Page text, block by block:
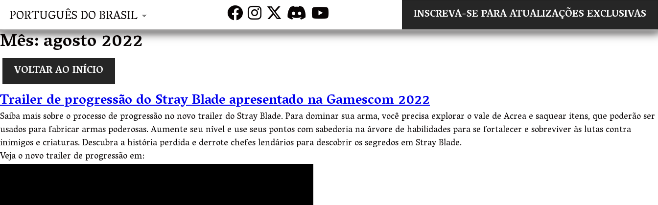
PORTUGUÊS DO BRASIL INSCREVA-SE PARA ATUALIZAÇÕES EXCLUSIVAS
×
Mês:agosto 2022
VOLTAR AO INÍCIO
Trailer de progressão do Stray Blade apresentado na Gamescom 2022
Saiba mais sobre o processo de progressão no novo trailer do Stray Blade. Para dominar sua arma, você precisa explorar o vale de Acrea e saquear itens, que poderão ser
usados para fabricar armas poderosas. Aumente seu nível e use seus pontos com sabedoria na árvore de habilidades para se fortalecer e sobreviver às lutas contra
inimigos e criaturas. Descubra a história perdida e derrote chefes lendários para descobrir os segredos em Stray Blade.
Veja o novo trailer de progressão em: